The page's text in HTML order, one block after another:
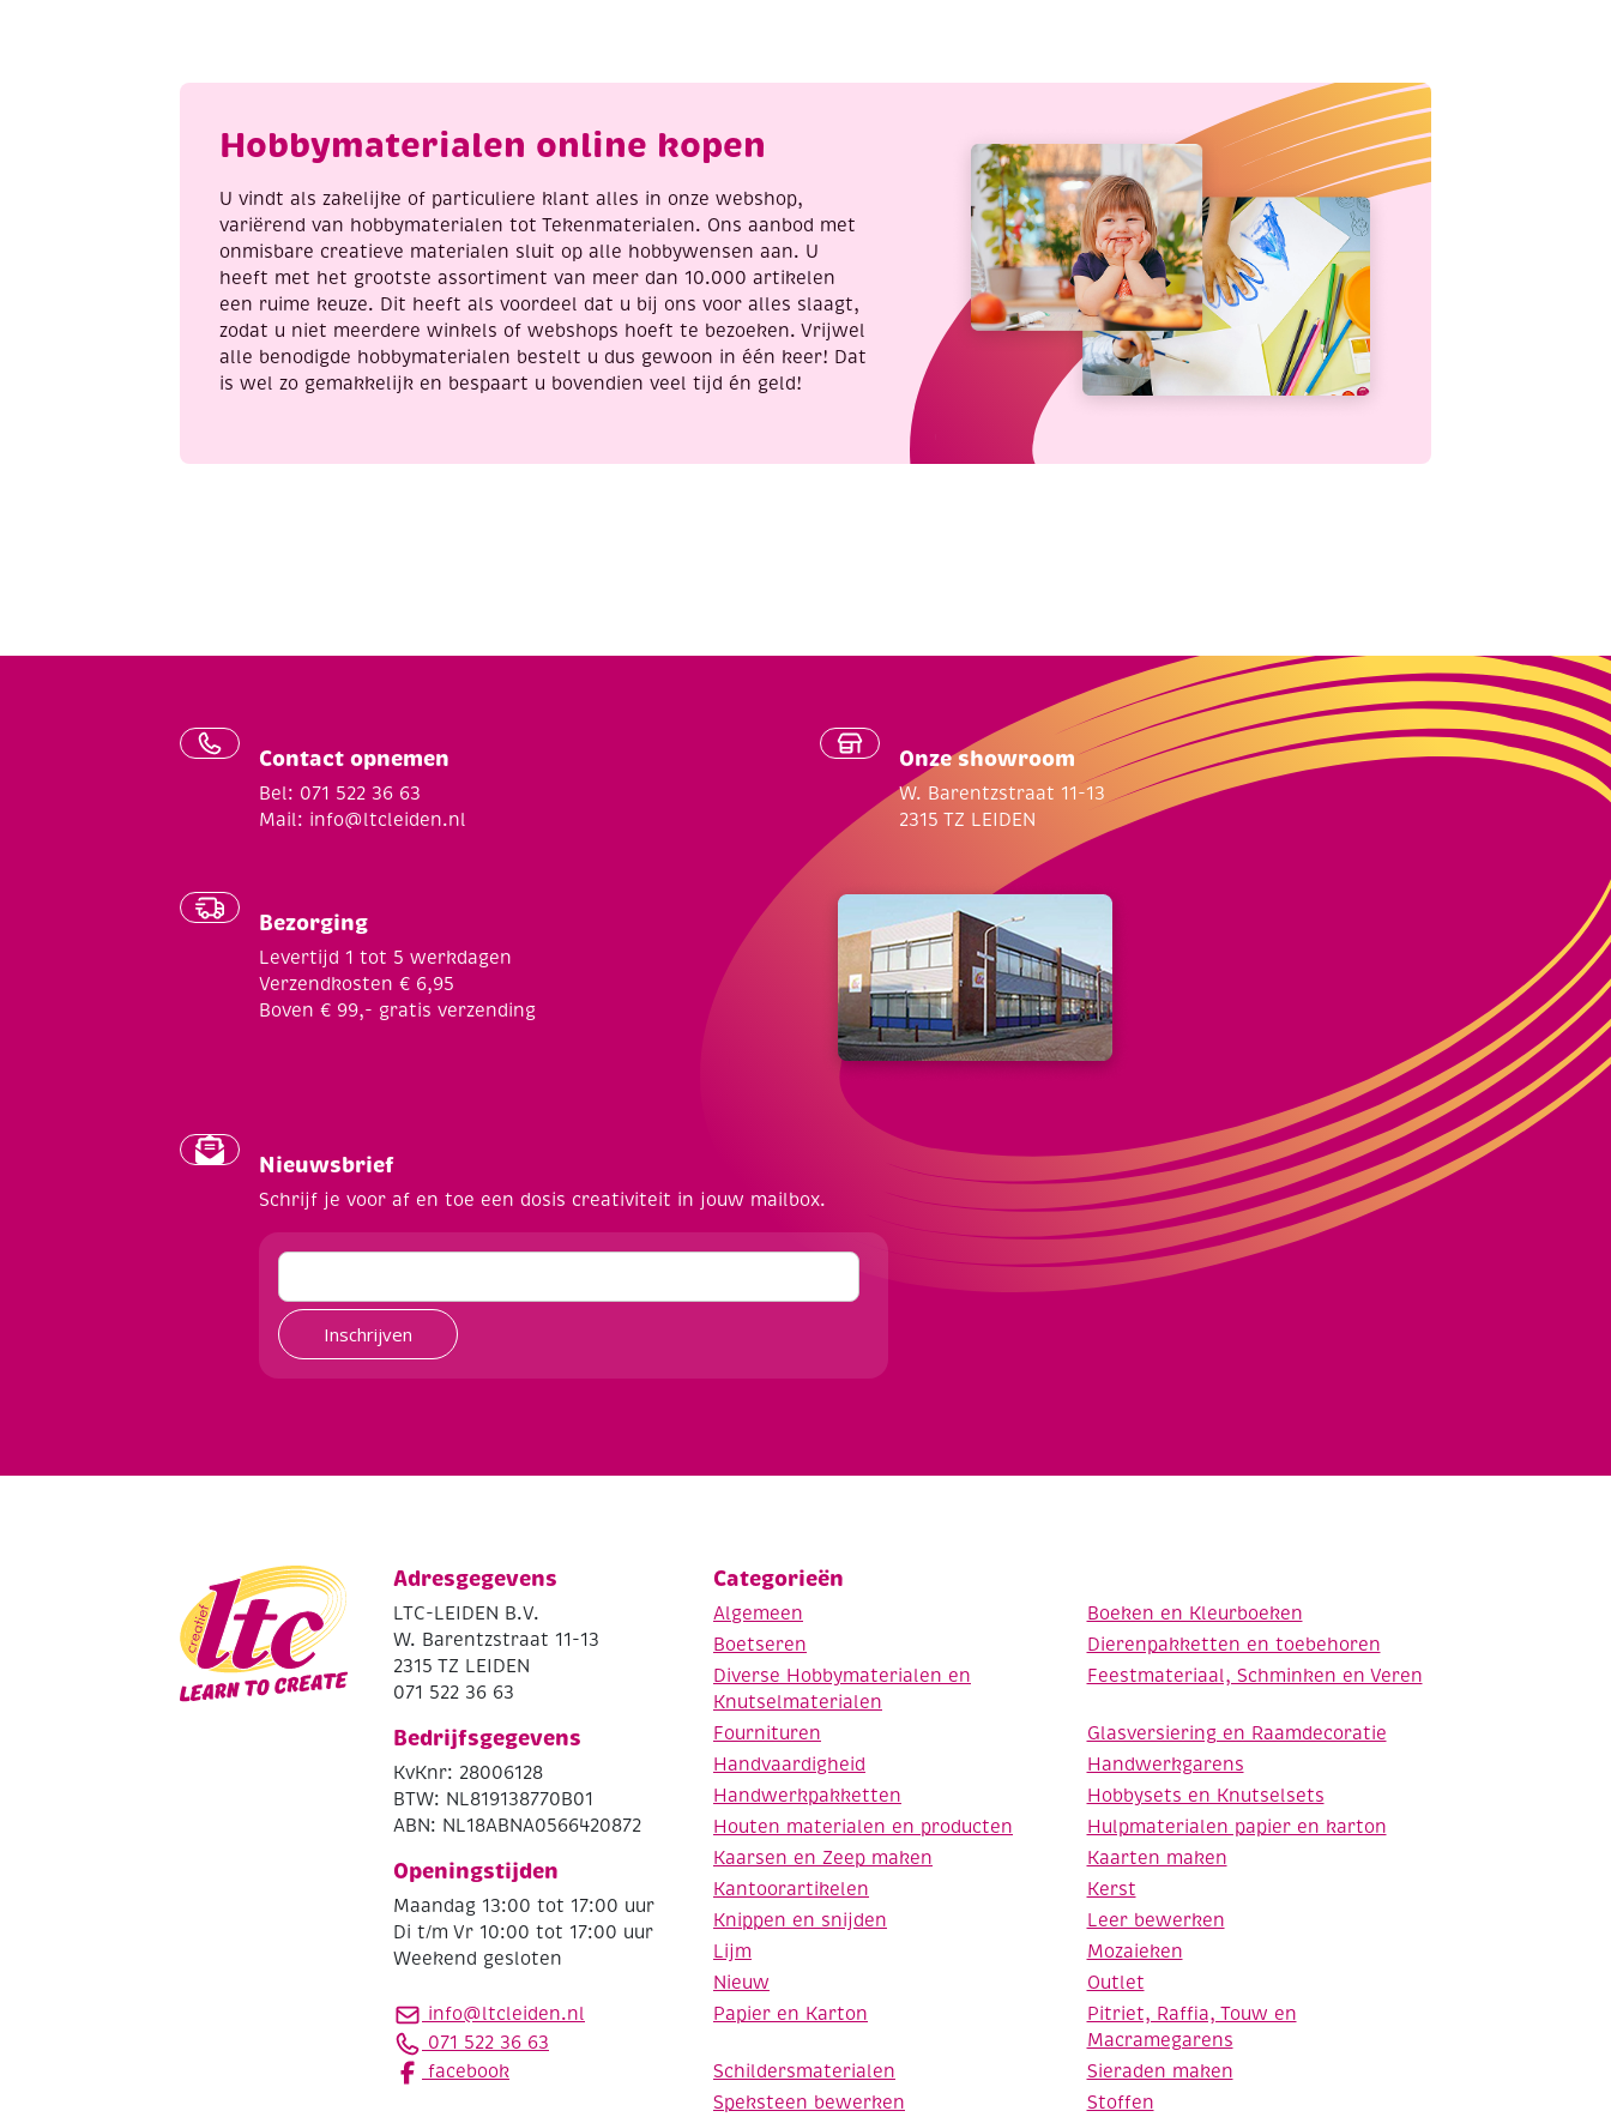
aantal
Hobbymaterialen online kopen
U vindt als zakelijke of particuliere klant alles in onze webshop,
variërend van hobbymaterialen tot Tekenmaterialen. Ons aanbod met
onmisbare creatieve materialen sluit op alle hobbywensen aan. U
heeft met het grootste assortiment van meer dan 10.000 artikelen
een ruime keuze. Dit heeft als voordeel dat u bij ons voor alles slaagt,
zodat u niet meerdere winkels of webshops hoeft te bezoeken. Vrijwel
alle benodigde hobbymaterialen bestelt u dus gewoon in één keer! Dat
is wel zo gemakkelijk en bespaart u bovendien veel tijd én geld!
Contact opnemen
Bel: 071 522 36 63
Mail: info@ltcleiden.nl
Bezorging
Levertijd 1 tot 5 werkdagen
Verzendkosten € 6,95
Boven € 99,- gratis verzending
Onze showroom
W. Barentzstraat 11-13
2315 TZ LEIDEN
Nieuwsbrief
Schrijf je voor af en toe een dosis creativiteit in jouw mailbox.
Inschrijven
Adresgegevens
LTC-LEIDEN B.V.
W. Barentzstraat 11-13
2315 TZ LEIDEN
071 522 36 63
Bedrijfsgegevens
KvKnr: 28006128
BTW: NL819138770B01
ABN: NL18ABNA0566420872
Openingstijden
Maandag 13:00 tot 17:00 uur
Di t/m Vr 10:00 tot 17:00 uur
Weekend gesloten
info@ltcleiden.nl
071 522 36 63
facebook
Categorieën
Algemeen
Boeken en Kleurboeken
Boetseren
Dierenpakketten en toebehoren
Diverse Hobbymaterialen en
Knutselmaterialen
Feestmateriaal, Schminken en Veren
Fournituren
Glasversiering en Raamdecoratie
Handvaardigheid
Handwerkgarens
Handwerkpakketten
Hobbysets en Knutselsets
Houten materialen en producten
Hulpmaterialen papier en karton
Kaarsen en Zeep maken
Kaarten maken
Kantoorartikelen
Kerst
Knippen en snijden
Leer bewerken
Lijm
Mozaieken
Nieuw
Outlet
Papier en Karton
Pitriet, Raffia, Touw en
Macramegarens
Schildersmaterialen
Sieraden maken
Speksteen bewerken
Stoffen